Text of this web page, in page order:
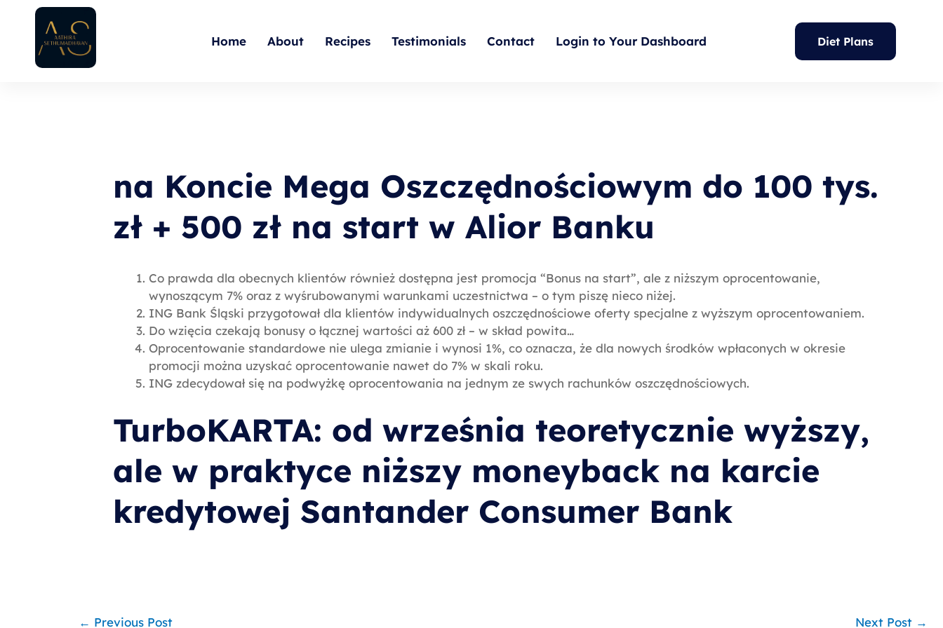
content
Home About Recipes Testimonials Contact Login to Your Dashboard Diet Plans
na Koncie Mega Oszczędnościowym do 100 tys.
zł + 500 zł na start w Alior Banku
Co prawda dla obecnych klientów również dostępna jest promocja “Bonus na start”, ale z niższym oprocentowanie,
wynoszącym 7% oraz z wyśrubowanymi warunkami uczestnictwa – o tym piszę nieco niżej.
ING Bank Śląski przygotował dla klientów indywidualnych oszczędnościowe oferty specjalne z wyższym oprocentowaniem.
Do wzięcia czekają bonusy o łącznej wartości aż 600 zł – w skład powita…
Oprocentowanie standardowe nie ulega zmianie i wynosi 1%, co oznacza, że dla nowych środków wpłaconych w okresie
promocji można uzyskać oprocentowanie nawet do 7% w skali roku.
ING zdecydował się na podwyżkę oprocentowania na jednym ze swych rachunków oszczędnościowych.
TurboKARTA: od września teoretycznie wyższy,
ale w praktyce niższy moneyback na karcie
kredytowej Santander Consumer Bank
← Previous Post Next Post →